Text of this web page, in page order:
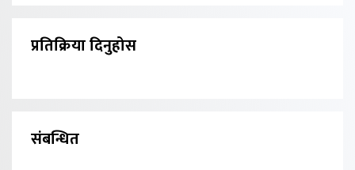
प्रतिक्रिया दिनुहोस
संबन्धित